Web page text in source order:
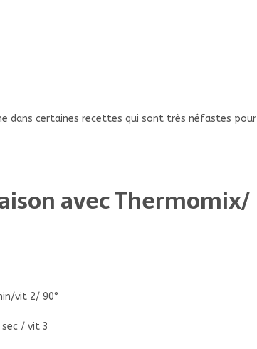
dans certaines recettes qui sont très néfastes pour
avec Thermomix/
vit 2/ 90°
/ vit 3